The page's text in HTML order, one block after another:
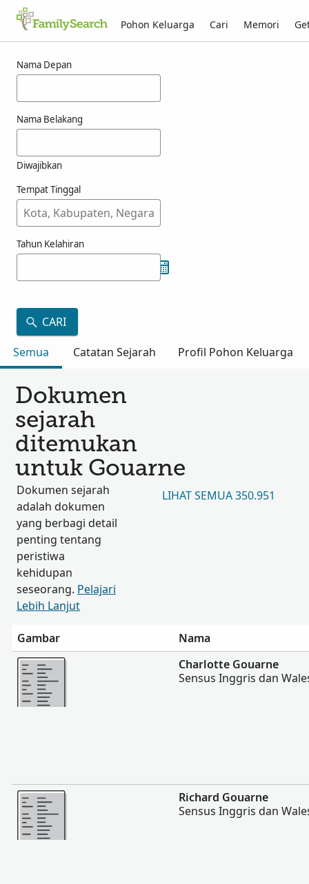
Pohon Keluarga Cari Memori
Nama Depan
Nama Belakang
Diwajibkan
Tempat Tinggal
Tahun Kelahiran
CARI
Semua
Catatan Sejarah Profil Pohon Keluarga
Dokumen
sejarah
ditemukan
untuk Gouarne
Dokumen sejarah
adalah dokumen
yang berbagi detail
penting tentang
peristiwa
kehidupan
seseorang. Pelajari
Lebih Lanjut
LIHAT SEMUA 350.951
Gambar
Nama
Lebih banyak
Charlotte Gouarne
Sensus Inggris dan
Lebih banyak
Richard Gouarne
Sensus Inggris dan